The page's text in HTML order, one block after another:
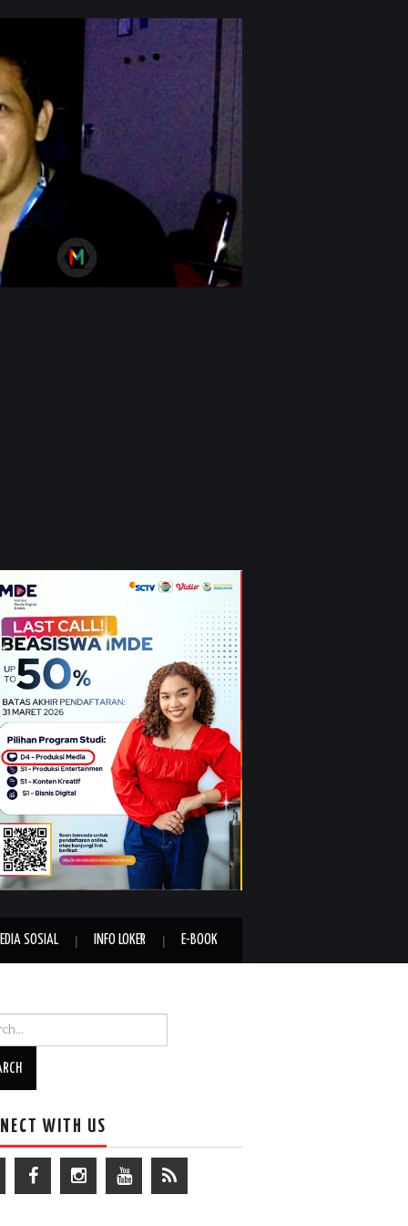
SOSIAL INFO LOKER E-BOOK
for:
WITH US